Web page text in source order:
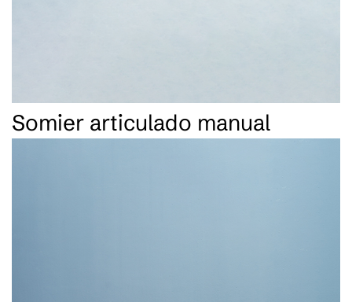
Somier articulado manual